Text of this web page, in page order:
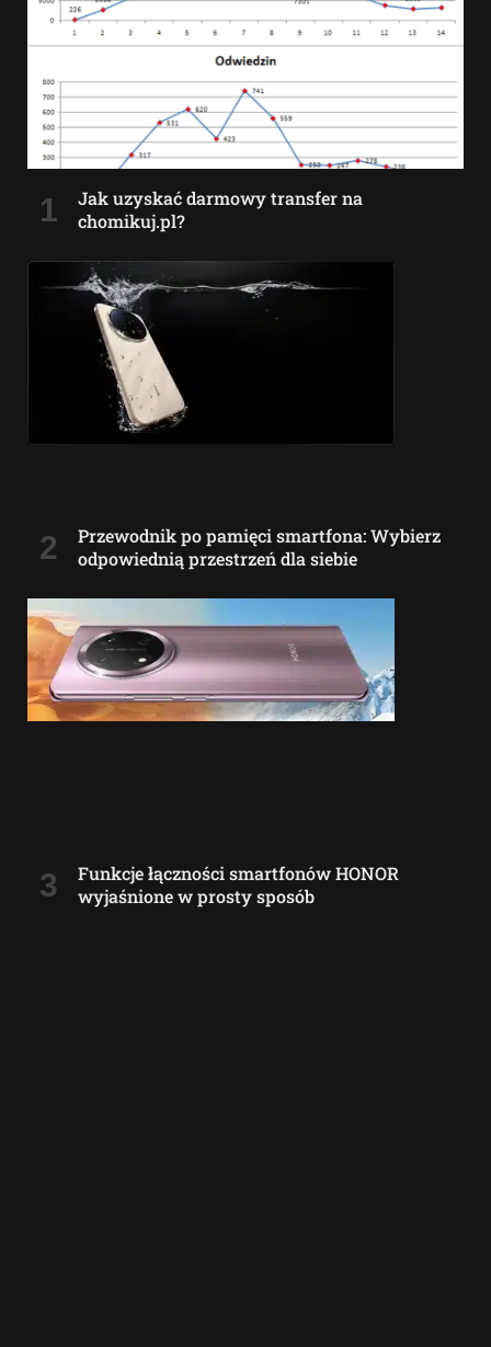
Jak uzyskać darmowy transfer na
chomikuj.pl?
Przewodnik po pamięci smartfona: Wybierz
odpowiednią przestrzeń dla siebie
Funkcje łączności smartfonów HONOR
wyjaśnione w prosty sposób